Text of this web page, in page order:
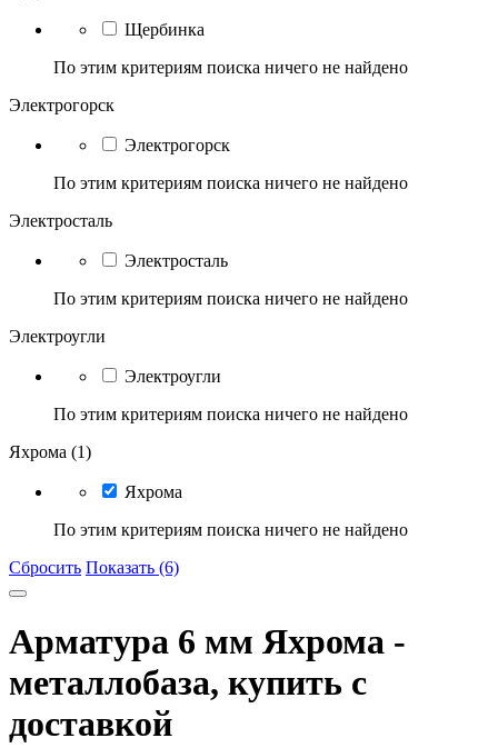
Щербинка
По этим критериям поиска ничего не найдено
Электрогорск
Электрогорск
По этим критериям поиска ничего не найдено
Электросталь
Электросталь
По этим критериям поиска ничего не найдено
Электроугли
Электроугли
По этим критериям поиска ничего не найдено
Яхрома (1)
Яхрома
По этим критериям поиска ничего не найдено
Сбросить Показать (6)
Арматура 6 мм Яхрома -
металлобаза, купить с
доставкой